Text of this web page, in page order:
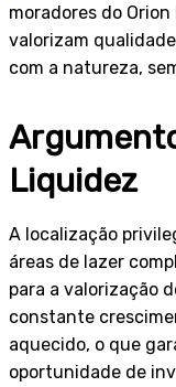
moradores do
valorizam
com a natureza,
Liquidez
A localização
áreas de lazer
para a valorização
constante
aquecido, o que
oportunidade de